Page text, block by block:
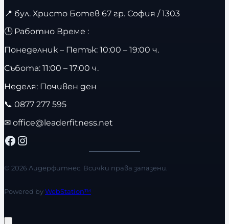
📍 бул. Христо Ботев 67 гр. София / 1303
🕒 Работно Време :
Понеделник – Петък: 10:00 – 19:00 ч.
Събота: 11:00 – 17:00 ч.
Неделя: Почивен ден
📞 0877 277 595
✉ office@leaderfitness.net
Facebook Instagram
© 2026 Лидерфитнес. Всички права запазени.
Powered byWebStation™